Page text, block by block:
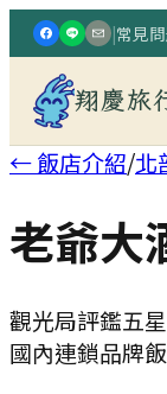
|常見
翔慶旅
← 飯店介紹/北
老爺大
觀光局評鑑五
國內連鎖品牌